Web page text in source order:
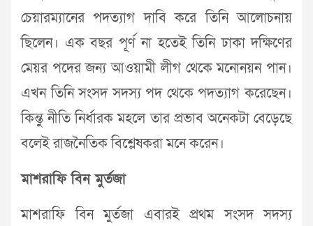
চেয়ারম্যানের পদত্যাগ দাবি করে তিনি আলোচনায়
ছিলেন। এক বছর পূর্ণ না হতেই তিনি ঢাকা দক্ষিণের
মেয়র পদের জন্য আওয়ামী লীগ থেকে মনোনয়ন পান।
এখন তিনি সংসদ সদস্য পদ থেকে পদত্যাগ করেছেন।
কিন্তু নীতি নির্ধারক মহলে তার প্রভাব অনেকটা বেড়েছে
বলেই রাজনৈতিক বিশ্লেষকরা মনে করেন।
মাশরাফি বিন মুর্তজা
মাশরাফি বিন মুর্তজা এবারই প্রথম সংসদ সদস্য